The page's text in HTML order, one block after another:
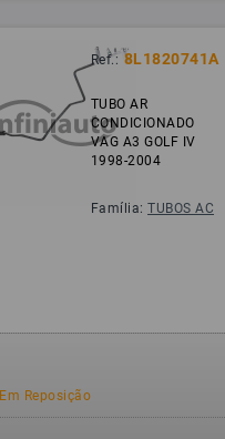
Ref.: 8L1820741A
TUBO AR
CONDICIONADO
VAG A3 GOLF IV
1998-2004
Família:TUBOS AC
Em Reposição